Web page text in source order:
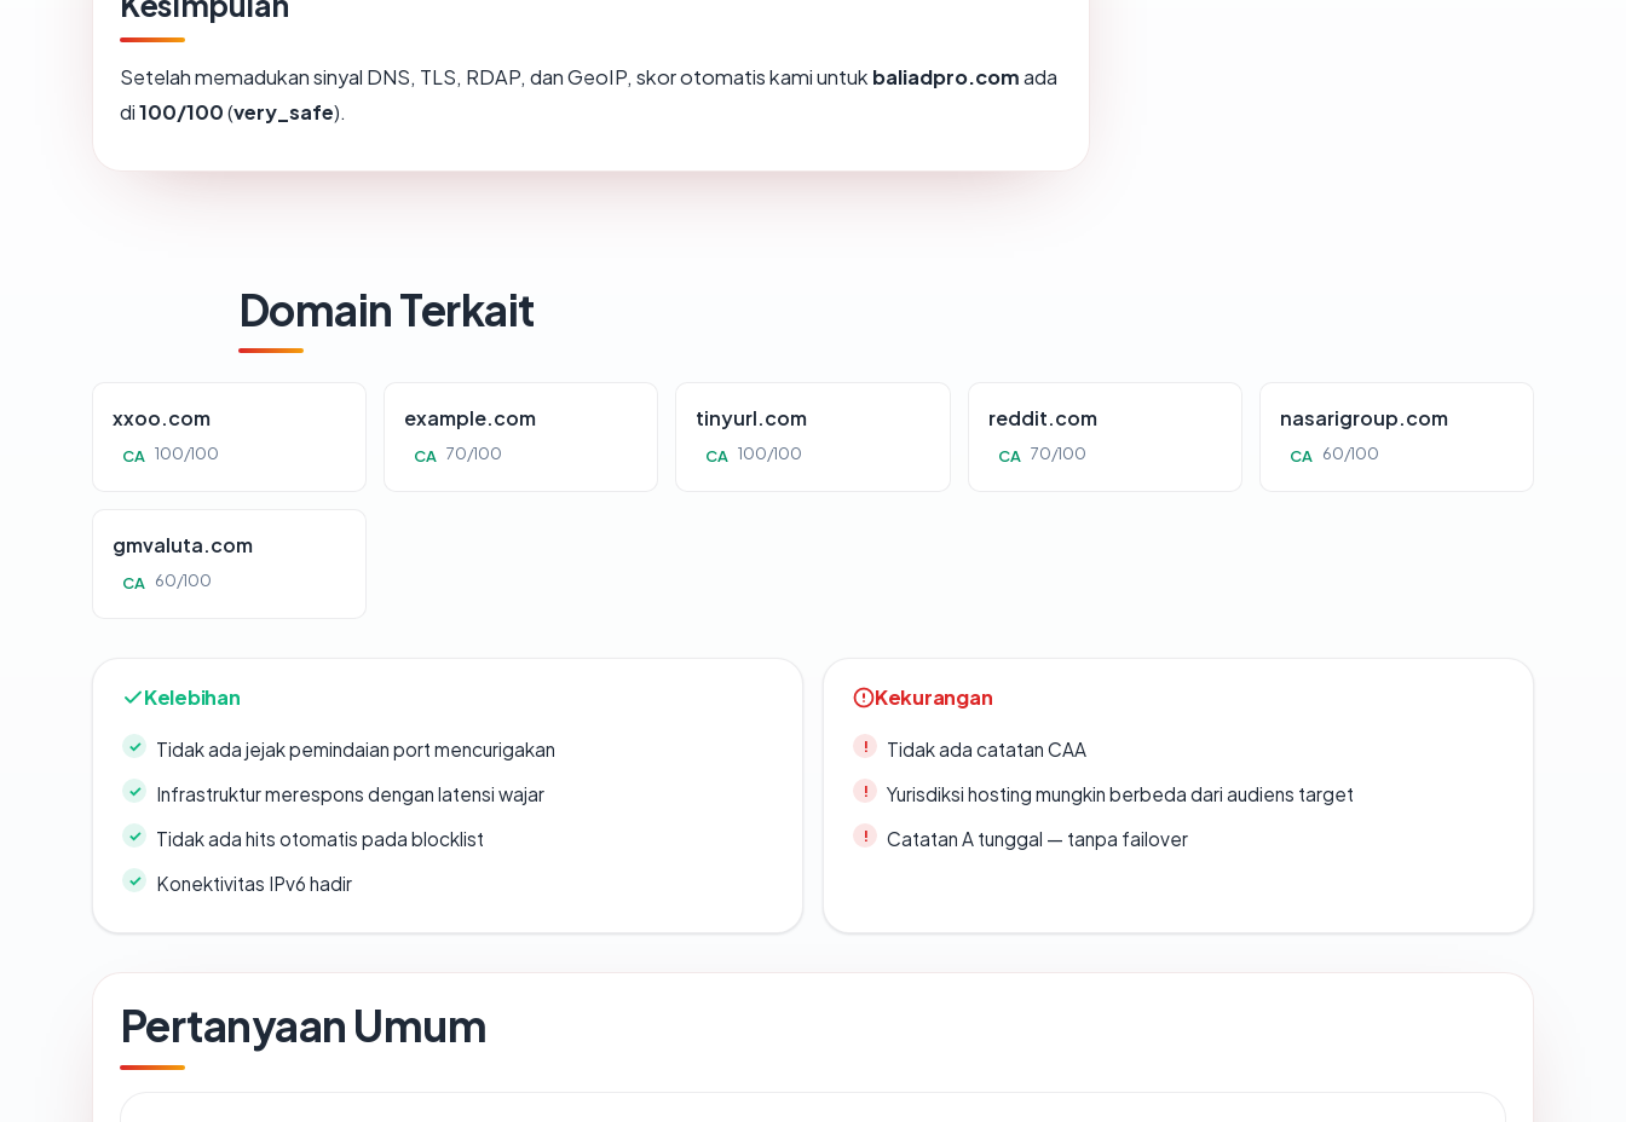
Setelah memadukan sinyal DNS, TLS, RDAP, dan GeoIP, skor otomatis kami untuk baliadpro.comada
di100/100(very_safe).
Domain Terkait
xxoo.com
CA 100/100
example.com
CA 70/100
tinyurl.com
CA 100/100
reddit.com
CA 70/100
nasarigroup.com
CA 60/100
gmvaluta.com
CA 60/100
Kelebihan
Tidak ada jejak pemindaian port mencurigakan
Infrastruktur merespons dengan latensi wajar
Tidak ada hits otomatis pada blocklist
Konektivitas IPv6 hadir
Kekurangan
Tidak ada catatan CAA
Yurisdiksi hosting mungkin berbeda dari audiens target
Catatan A tunggal — tanpa failover
Pertanyaan Umum